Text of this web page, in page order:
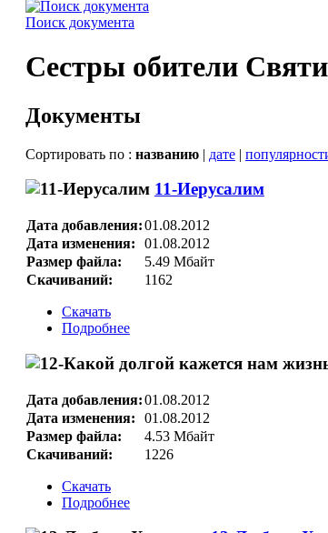
Поиск документа
Сестры обители
Документы
Сортировать по : названию | дате|
11-Иерусалим
Дата добавления:01.08.2012
Дата изменения:
01.08.2012
Размер файла:
5.49 Мбайт
Скачиваний:
1162
Скачать
Подробнее
Дата добавления:01.08.2012
Дата изменения:
01.08.2012
Размер файла:
4.53 Мбайт
Скачиваний:
1226
Скачать
Подробнее